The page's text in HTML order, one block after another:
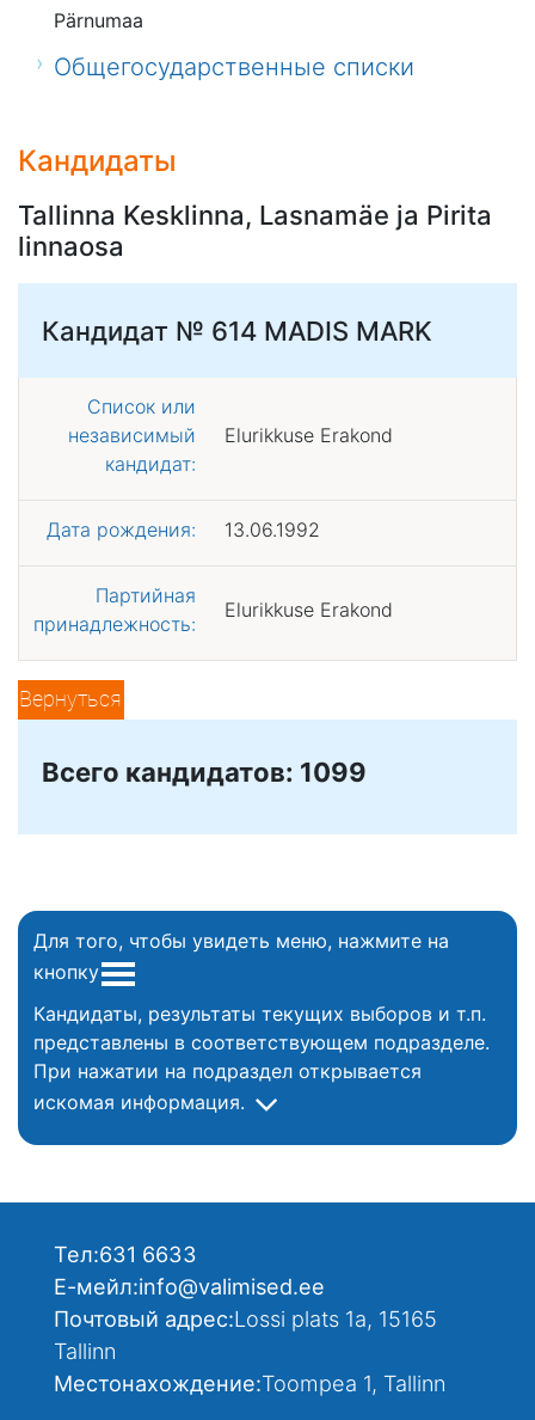
Pärnumaa
Общегосударственные списки
Кандидаты
Tallinna Kesklinna, Lasnamäe ja Pirita
linnaosa
Кандидат № 614 MADIS MARK
Список или
независимый
кандидат:
Elurikkuse Erakond
Дата рождения: 13.06.1992
Партийная
принадлежность:
Elurikkuse Erakond
Вернуться
Всего кандидатов: 1099
Для того, чтобы увидеть меню, нажмите на
кнопку
Кандидаты, результаты текущих выборов и т.п.
представлены в соответствующем подразделе.
При нажатии на подраздел открывается
искомая информация.
Тел:631 6633
Е-мейл:info@valimised.ee
Почтовый адрес:Lossi plats 1a, 15165
Tallinn
Местонахождение:Toompea 1, Tallinn